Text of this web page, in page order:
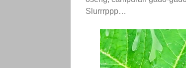
Slurrrppp…